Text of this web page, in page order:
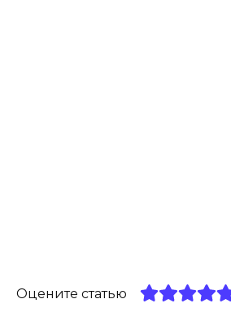
Оцените статью